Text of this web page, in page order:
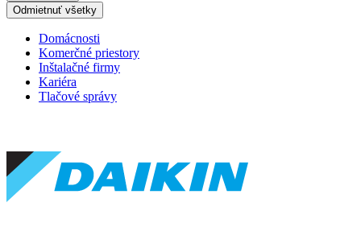
Odmietnuť všetky
Domácnosti
Komerčné priestory
Inštalačné firmy
Kariéra
Tlačové správy